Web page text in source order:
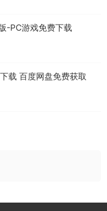
-PC游戏免费下载
载 百度网盘免费获取